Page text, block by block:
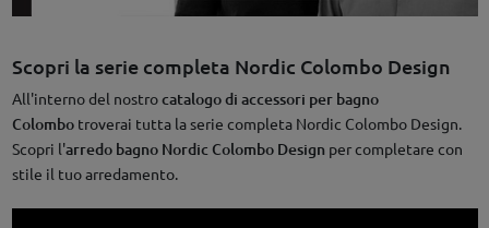
Scopri la serie completa Nordic Colombo Design
All'interno del nostrocatalogo di accessori per bagno
Colombotroverai tutta la serie completa Nordic Colombo Design.
Scopri l'arredo bagno Nordic Colombo Design per completare con
stile il tuo arredamento.